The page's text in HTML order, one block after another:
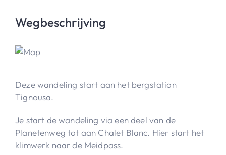
Wegbeschrijving
Deze wandeling start aan het bergstation
Tignousa.
Je start de wandeling via een deel van de
Planetenweg tot aan Chalet Blanc. Hier start het
klimwerk naar de Meidpass.